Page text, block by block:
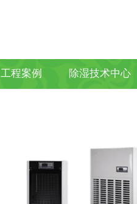
工程案例 除湿技术中心